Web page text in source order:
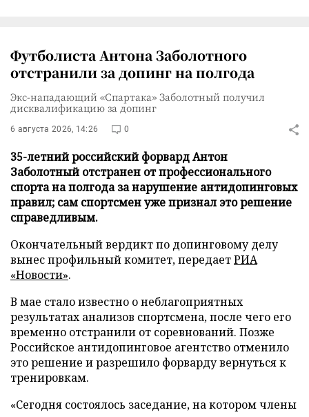
Футболиста Антона Заболотного
отстранили за допинг на полгода
Экс-нападающий «Спартака» Заболотный получил
дисквалификацию за допинг
6 августа 2026, 14:26 0
35-летний российский форвард Антон
Заболотный отстранен от профессионального
спорта на полгода за нарушение антидопинговых
правил; сам спортсмен уже признал это решение
справедливым.
Окончательный вердикт по допинговому делу
вынес профильный комитет, передаетРИА
«Новости».
В мае стало известно о неблагоприятных
результатах анализов спортсмена, после чего его
временно отстранили от соревнований. Позже
Российское антидопинговое агентство отменило
это решение и разрешило форварду вернуться к
тренировкам.
«Сегодня состоялось заседание, на котором члены